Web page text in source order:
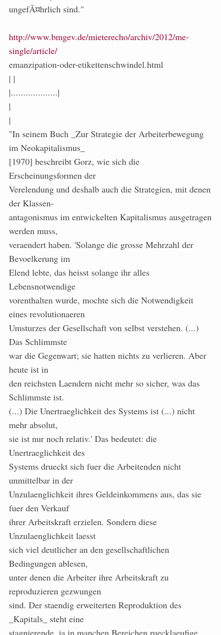
ungefÃ¤hrlich sind."
http://www.bmgev.de/mieterecho/archiv/2012/me-
single/article/
emanzipation-oder-etikettenschwindel.html
| |
|...................|
|
|
"In seinem Buch _Zur Strategie der Arbeiterbewegung
im Neokapitalismus_
[1970] beschreibt Gorz, wie sich die
Erscheinungsformen der
Verelendung und deshalb auch die Strategien, mit denen
der Klassen-
antagonismus im entwickelten Kapitalismus ausgetragen
werden muss,
veraendert haben. 'Solange die grosse Mehrzahl der
Bevoelkerung im
Elend lebte, das heisst solange ihr alles
Lebensnotwendige
vorenthalten wurde, mochte sich die Notwendigkeit
eines revolutionaeren
Umsturzes der Gesellschaft von selbst verstehen. (...)
Das Schlimmste
war die Gegenwart; sie hatten nichts zu verlieren. Aber
heute ist in
den reichsten Laendern nicht mehr so sicher, was das
Schlimmste ist.
(...) Die Unertraeglichkeit des Systems ist (...) nicht
mehr absolut,
sie ist nur noch relativ.' Das bedeutet: die
Unertraeglichkeit des
Systems drueckt sich fuer die Arbeitenden nicht
unmittelbar in der
Unzulaenglichkeit ihres Geldeinkommens aus, das sie
fuer den Verkauf
ihrer Arbeitskraft erzielen. Sondern diese
Unzulaenglichkeit laesst
sich viel deutlicher an den gesellschaftlichen
Bedingungen ablesen,
unter denen die Arbeiter ihre Arbeitskraft zu
reproduzieren gezwungen
sind. Der staendig erweiterten Reproduktion des
_Kapitals_ steht eine